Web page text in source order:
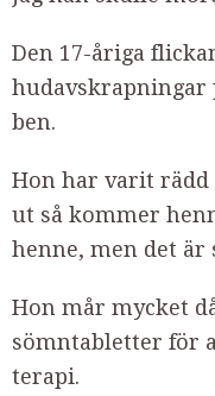
Den 17-åriga
hudavskrapningar
ben.
Hon har varit rädd
ut så kommer
henne, men det är
Hon mår mycket
sömntabletter för
terapi.